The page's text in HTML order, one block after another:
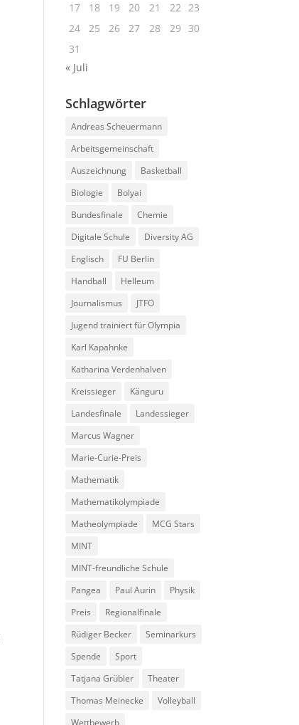
17
18 19 20 21 22 23
24
25 26 27 28 29
30
31
« Juli
Schlagwörter
Andreas Scheuermann
Arbeitsgemeinschaft
Auszeichnung
Basketball
Biologie
Bolyai
Bundesfinale
Chemie
Digitale Schule
Diversity AG
Englisch
FU Berlin
Handball
Helleum
Journalismus
JTFO
Jugend trainiert für Olympia
Karl Kapahnke
Katharina Verdenhalven
Kreissieger
Känguru
Landesfinale
Landessieger
Marcus Wagner
Marie-Curie-Preis
Mathematik
Mathematikolympiade
Matheolympiade
MCG Stars
MINT
MINT-freundliche Schule
Pangea
Paul Aurin
Physik
Preis
Regionalfinale
Rüdiger Becker
Seminarkurs
Spende
Sport
Tatjana Grübler
Theater
Thomas Meinecke
Volleyball
Wettbewerb